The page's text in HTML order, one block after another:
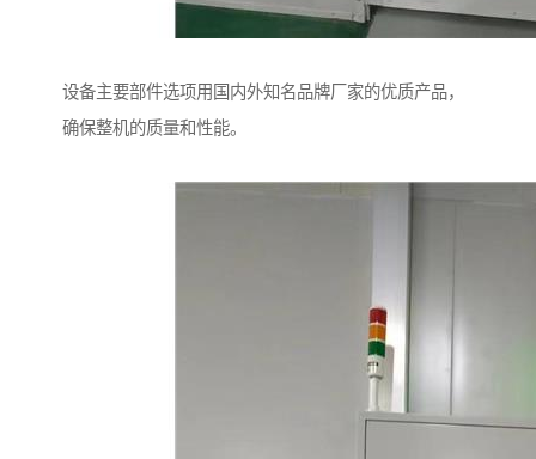
设备主要部件选项用国内外知名品牌厂家的优质产品，
确保整机的质量和性能。